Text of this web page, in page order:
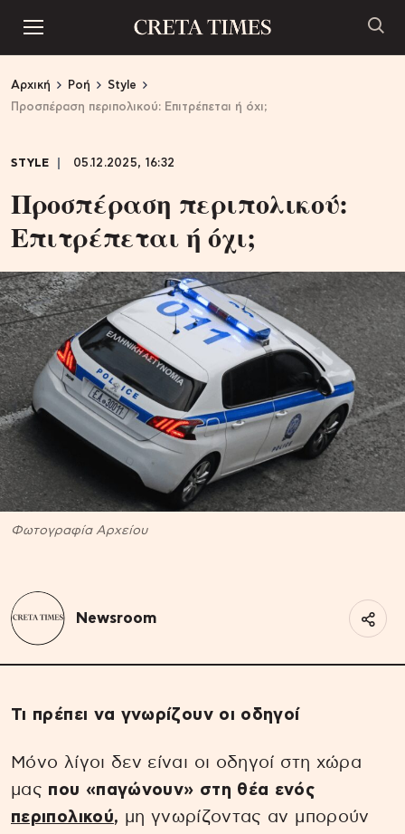
Αρχική Ροή
Style
Προσπέραση περιπολικού: Επιτρέπεται ή όχι;
STYLE 05.12.2025, 16:32
Προσπέραση περιπολικού:
Επιτρέπεται ή όχι;
Φωτογραφία Αρχείου
Newsroom
Τι πρέπει να γνωρίζουν οι οδηγοί
Μόνο λίγοι δεν είναι οι οδηγοί στη χώρα
μας που «παγώνουν» στη θέα ενός
περιπολικού, μη γνωρίζοντας αν μπορούν